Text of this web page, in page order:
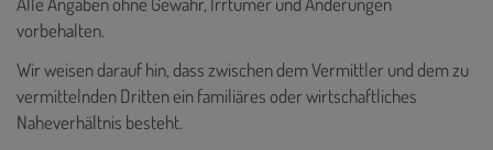
vorbehalten.
Wir weisen darauf hin, dass zwischen dem Vermittler und dem zu
vermittelnden Dritten ein familiäres oder wirtschaftliches
Naheverhältnis besteht.